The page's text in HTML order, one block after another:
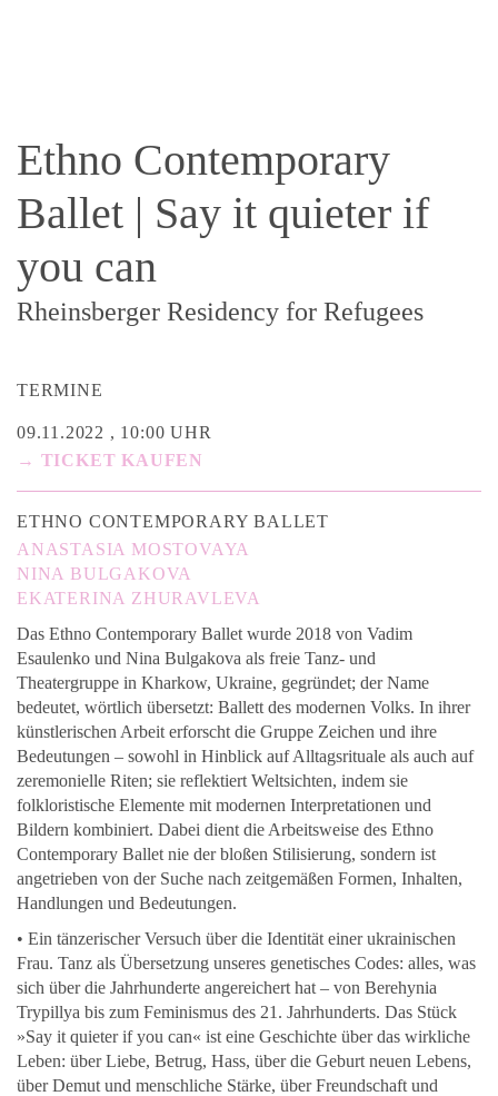
Ethno Contemporary
Ballet | Say it quieter if
you can
Rheinsberger Residency for Refugees
TERMINE
09.11.2022 , 10:00 UHR
→ TICKET KAUFEN
ETHNO CONTEMPORARY BALLET
ANASTASIA MOSTOVAYA
NINA BULGAKOVA
EKATERINA ZHURAVLEVA
Das Ethno Contemporary Ballet wurde 2018 von Vadim
Esaulenko und Nina Bulgakova als freie Tanz- und
Theatergruppe in Kharkow, Ukraine, gegründet; der Name
bedeutet, wörtlich übersetzt: Ballett des modernen Volks. In ihrer
künstlerischen Arbeit erforscht die Gruppe Zeichen und ihre
Bedeutungen – sowohl in Hinblick auf Alltagsrituale als auch auf
zeremonielle Riten; sie reflektiert Weltsichten, indem sie
folkloristische Elemente mit modernen Interpretationen und
Bildern kombiniert. Dabei dient die Arbeitsweise des Ethno
Contemporary Ballet nie der bloßen Stilisierung, sondern ist
angetrieben von der Suche nach zeitgemäßen Formen, Inhalten,
Handlungen und Bedeutungen.
• Ein tänzerischer Versuch über die Identität einer ukrainischen
Frau. Tanz als Übersetzung unseres genetisches Codes: alles, was
sich über die Jahrhunderte angereichert hat – von Berehynia
Trypillya bis zum Feminismus des 21. Jahrhunderts. Das Stück
»Say it quieter if you can« ist eine Geschichte über das wirkliche
Leben: über Liebe, Betrug, Hass, über die Geburt neuen Lebens,
über Demut und menschliche Stärke, über Freundschaft und